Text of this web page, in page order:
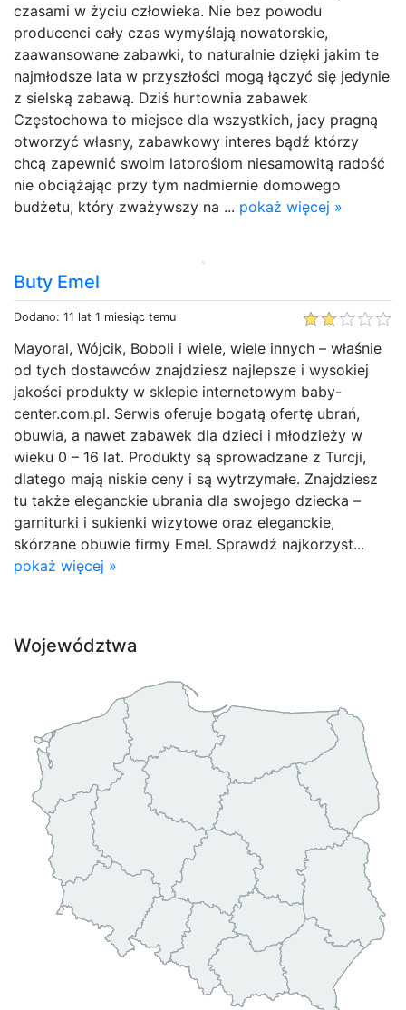
czasami w życiu człowieka. Nie bez powodu
producenci cały czas wymyślają nowatorskie,
zaawansowane zabawki, to naturalnie dzięki jakim te
najmłodsze lata w przyszłości mogą łączyć się jedynie
z sielską zabawą. Dziś hurtownia zabawek
Częstochowa to miejsce dla wszystkich, jacy pragną
otworzyć własny, zabawkowy interes bądź którzy
chcą zapewnić swoim latoroślom niesamowitą radość
nie obciążając przy tym nadmiernie domowego
budżetu, który zważywszy na ... pokaż więcej »
Buty Emel
Dodano: 11 lat 1 miesiąc temu
Mayoral, Wójcik, Boboli i wiele, wiele innych – właśnie
od tych dostawców znajdziesz najlepsze i wysokiej
jakości produkty w sklepie internetowym baby-
center.com.pl. Serwis oferuje bogatą ofertę ubrań,
obuwia, a nawet zabawek dla dzieci i młodzieży w
wieku 0 – 16 lat. Produkty są sprowadzane z Turcji,
dlatego mają niskie ceny i są wytrzymałe. Znajdziesz
tu także eleganckie ubrania dla swojego dziecka –
garniturki i sukienki wizytowe oraz eleganckie,
skórzane obuwie firmy Emel. Sprawdź najkorzyst...
pokaż więcej »
Województwa